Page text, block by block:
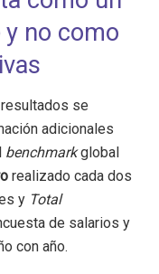
y no como
se
adicionales
benchmarkglobal
realizado cada dos
y Total
de salarios y
con año.